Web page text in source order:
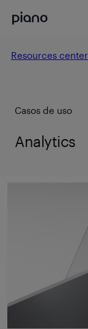
Resources center
Casos de uso
Analytics